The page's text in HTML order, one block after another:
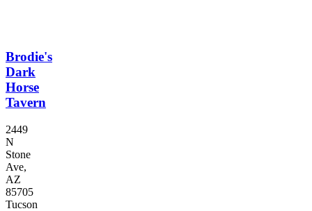
Brodie's
Dark
Horse
Tavern
2449
N
Stone
Ave,
AZ
85705
Tucson